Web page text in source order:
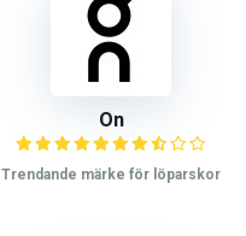
On
Trendande märke för löparskor